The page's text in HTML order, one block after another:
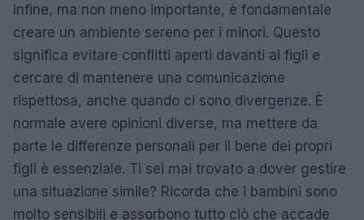
Infine, ma non meno importante, è fondamentale
creare un ambiente sereno per i minori. Questo
significa evitare conflitti aperti davanti ai figli e
cercare di mantenere una comunicazione
rispettosa, anche quando ci sono divergenze. È
normale avere opinioni diverse, ma mettere da
parte le differenze personali per il bene dei propri
figli è essenziale. Ti sei mai trovato a dover gestire
una situazione simile? Ricorda che i bambini sono
molto sensibili e assorbono tutto ciò che accade